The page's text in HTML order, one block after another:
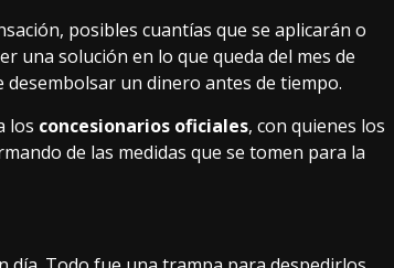
posibles cuantías que se aplicarán o
una solución en lo que queda del mes de
un dinero antes de tiempo.
los concesionarios oficiales, con quienes los
de las medidas que se tomen para la